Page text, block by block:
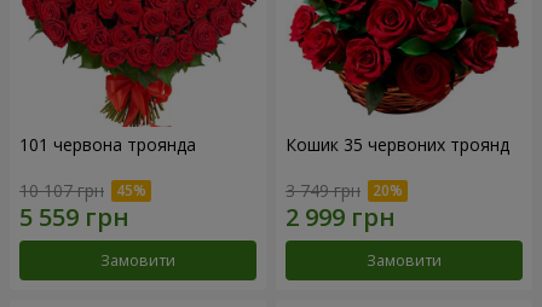
101 червона троянда
10 107 грн
Замовити
Кошик 35 червоних троянд
3 749 грн
Замовити